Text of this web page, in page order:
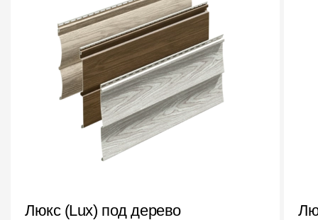
Документация
Документация
Инструкции по монтажу
Технические листы
Рекламные материалы
Люкс (Lux) под дерево